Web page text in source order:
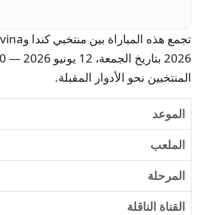
المنتخبين نحو الأدوار المقبلة.
الموعد
الملعب
المرحلة
القناة الناقلة